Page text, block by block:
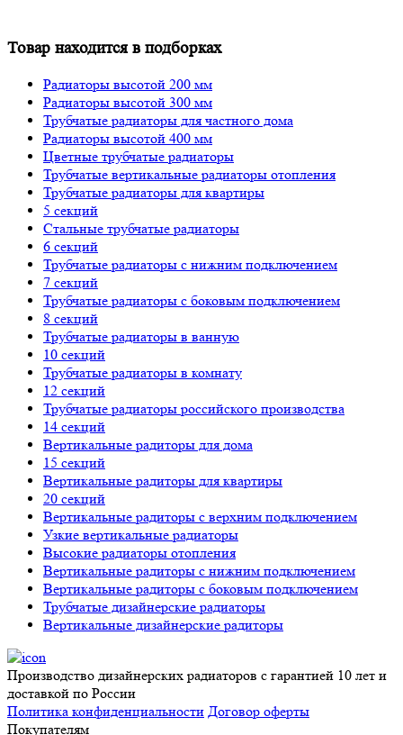
Товар находится в подборках
Радиаторы высотой 200 мм
Радиаторы высотой 300 мм
Трубчатые радиаторы для частного дома
Радиаторы высотой 400 мм
Цветные трубчатые радиаторы
Трубчатые вертикальные радиаторы отопления
Трубчатые радиаторы для квартиры
5 секций
Стальные трубчатые радиаторы
6 секций
Трубчатые радиаторы с нижним подключением
7 секций
Трубчатые радиаторы с боковым подключением
8 секций
Трубчатые радиаторы в ванную
10 секций
Трубчатые радиаторы в комнату
12 секций
Трубчатые радиаторы российского производства
14 секций
Вертикальные радиторы для дома
15 секций
Вертикальные радиторы для квартиры
20 секций
Вертикальные радиторы с верхним подключением
Узкие вертикальные радиаторы
Высокие радиаторы отопления
Вертикальные радиторы с нижним подключением
Вертикальные радиторы с боковым подключением
Трубчатые дизайнерские радиаторы
Вертикальные дизайнерские радиторы
Производство дизайнерских радиаторов с гарантией 10 лет и
доставкой по России
Политика конфиденциальности Договор оферты
Покупателям